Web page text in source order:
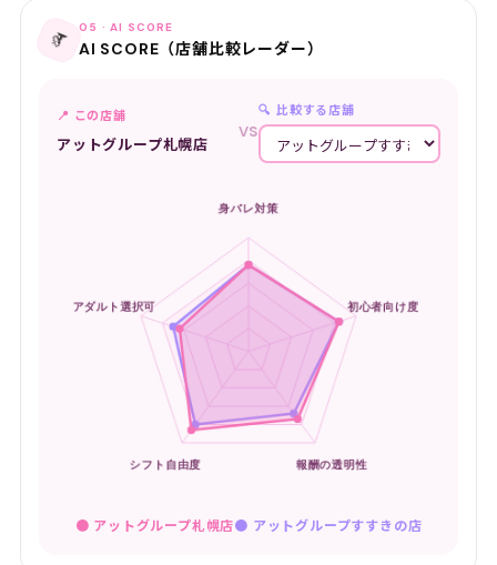
📡 05 · AI SCORE
AI SCORE（店舗比較レーダー）
📍 この店舗
アットグループ札幌店
VS
🔍 比較する店舗
● アットグループ札幌店● アットグループすすきの店